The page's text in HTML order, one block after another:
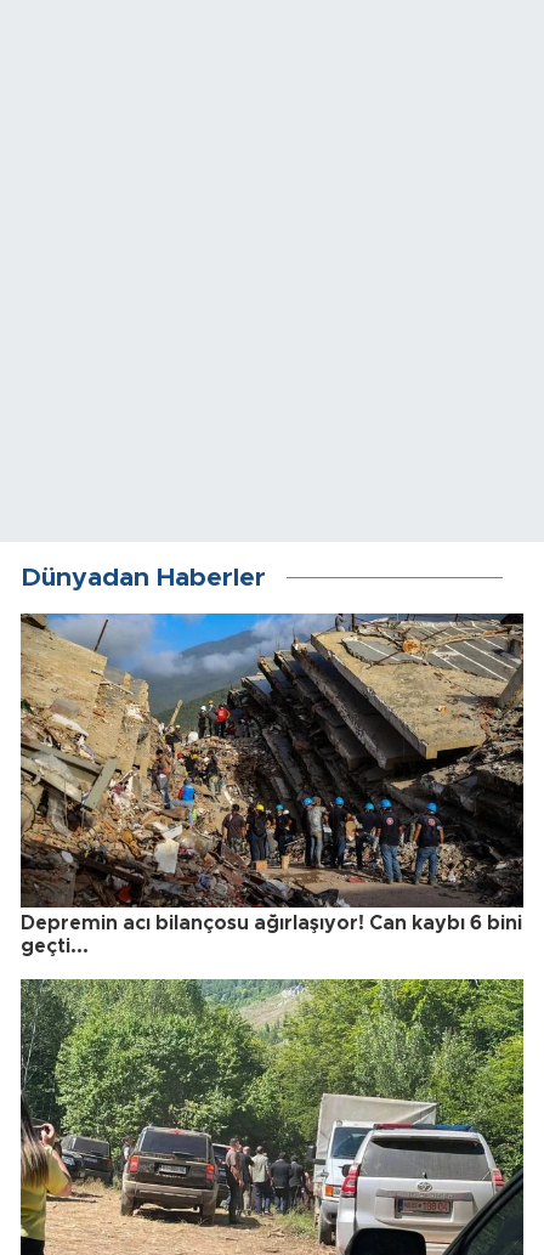
Dünyadan Haberler
Depremin acı bilançosu ağırlaşıyor! Can kaybı 6 bini
geçti...